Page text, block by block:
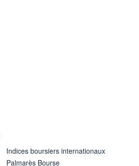
Indices boursiers internationaux
Palmarès Bourse